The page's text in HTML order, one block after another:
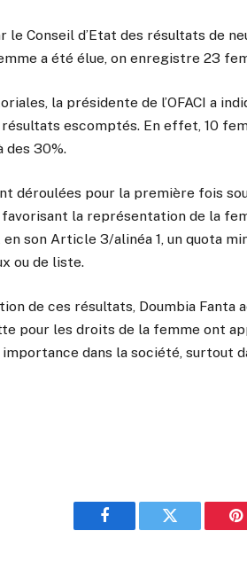
le Conseil d’Etat des résultats de
a été élue, on enregistre 23
la présidente de l’OFACI a
résultats escomptés. En effet, 10
des 30%.
déroulées pour la première fois
la représentation de la
son Article 3/alinéa 1, un quota
ou de liste.
de ces résultats, Doumbia Fanta
pour les droits de la femme ont
dans la société, surtout
Facebook Twitter